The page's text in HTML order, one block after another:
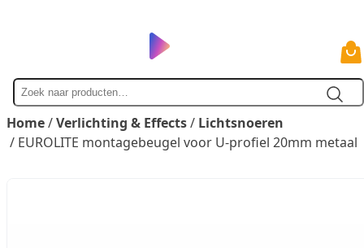
Zoek
naar
Home/Verlichting & Effects/ Lichtsnoeren
/ EUROLITE montagebeugel voor U-profiel 20mm metaal